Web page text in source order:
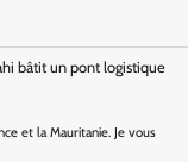
bâtit un pont logistique
et la Mauritanie. Je vous